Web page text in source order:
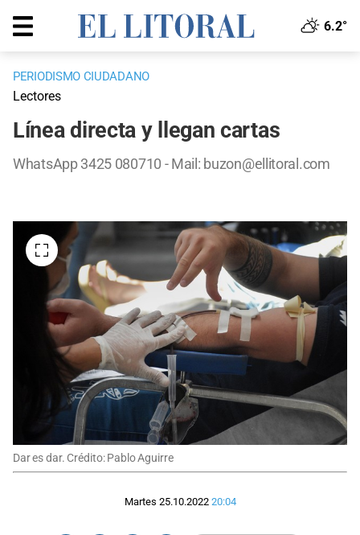
6.2°
PERIODISMO CIUDADANO
Lectores
Línea directa y llegan cartas
WhatsApp 3425 080710 - Mail: buzon@ellitoral.com
Dar es dar. Crédito: Pablo Aguirre
Martes 25.10.2022 20:04